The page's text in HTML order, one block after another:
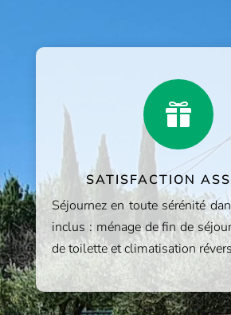

SATISFACTION
Séjournez en toute sérénité
inclus : ménage de fin de
de toilette et climatisation